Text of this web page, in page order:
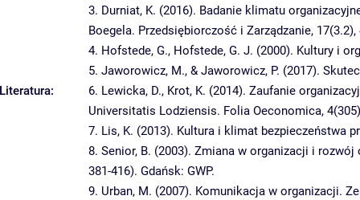
Literatura:
3. Durniat, K. (2016). Badanie klimatu
Boegela. Przedsiębiorczość i Zarządzanie, 17(3.2),
4. Hofstede, G., Hofstede, G. J. (2000). Kultury i
5. Jaworowicz, M., & Jaworowicz, P. (2017).
6. Lewicka, D., Krot, K. (2014). Zaufanie
Universitatis Lodziensis. Folia Oeconomica,
7. Lis, K. (2013). Kultura i klimat bezpieczeństwa
8. Senior, B. (2003). Zmiana w organizacji i
381-416). Gdańsk: GWP.
9. Urban, M. (2007). Komunikacja w organizacji.